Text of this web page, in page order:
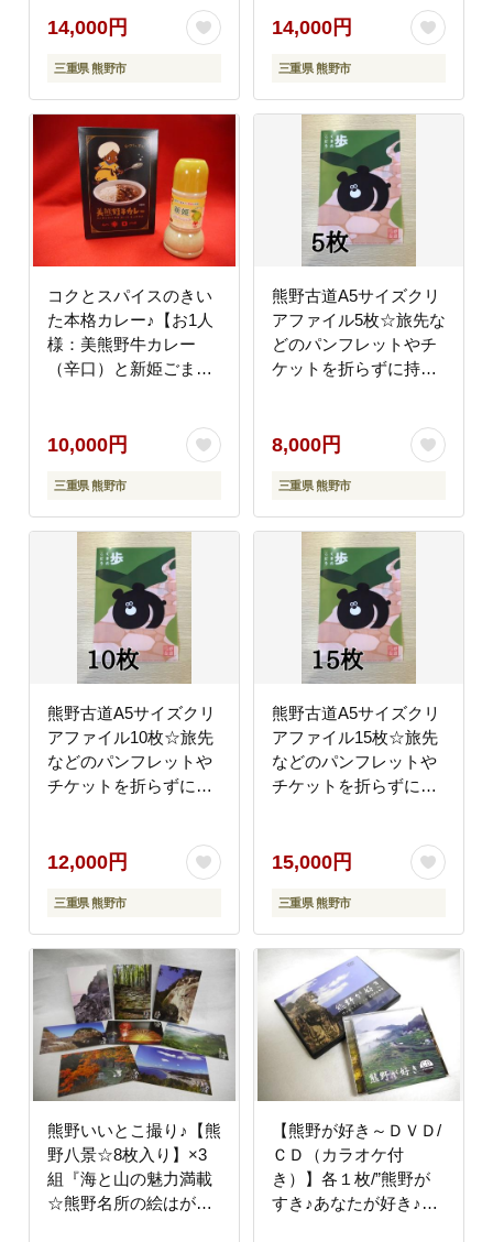
14,000円
三重県 熊野市
14,000円
三重県 熊野市
コクとスパイスのきい
た本格カレー♪【お1人
様：美熊野牛カレー
（辛口）と新姫ごまド
10,000円
三重県 熊野市
熊野古道A5サイズクリ
アファイル5枚☆旅先な
どのパンフレットやチ
ケットを折らずに持ち
8,000円
三重県 熊野市
熊野古道A5サイズクリ
アファイル10枚☆旅先
などのパンフレットや
チケットを折らずに持
12,000円
三重県 熊野市
熊野古道A5サイズクリ
アファイル15枚☆旅先
などのパンフレットや
チケットを折らずに持
15,000円
三重県 熊野市
熊野いいとこ撮り♪【熊
野八景☆8枚入り】×3
組『海と山の魅力満載
☆熊野名所の絵はが
【熊野が好き～ＤＶＤ/
ＣＤ（カラオケ付
き）】各１枚/”熊野が
すき♪あなたが好き♪み